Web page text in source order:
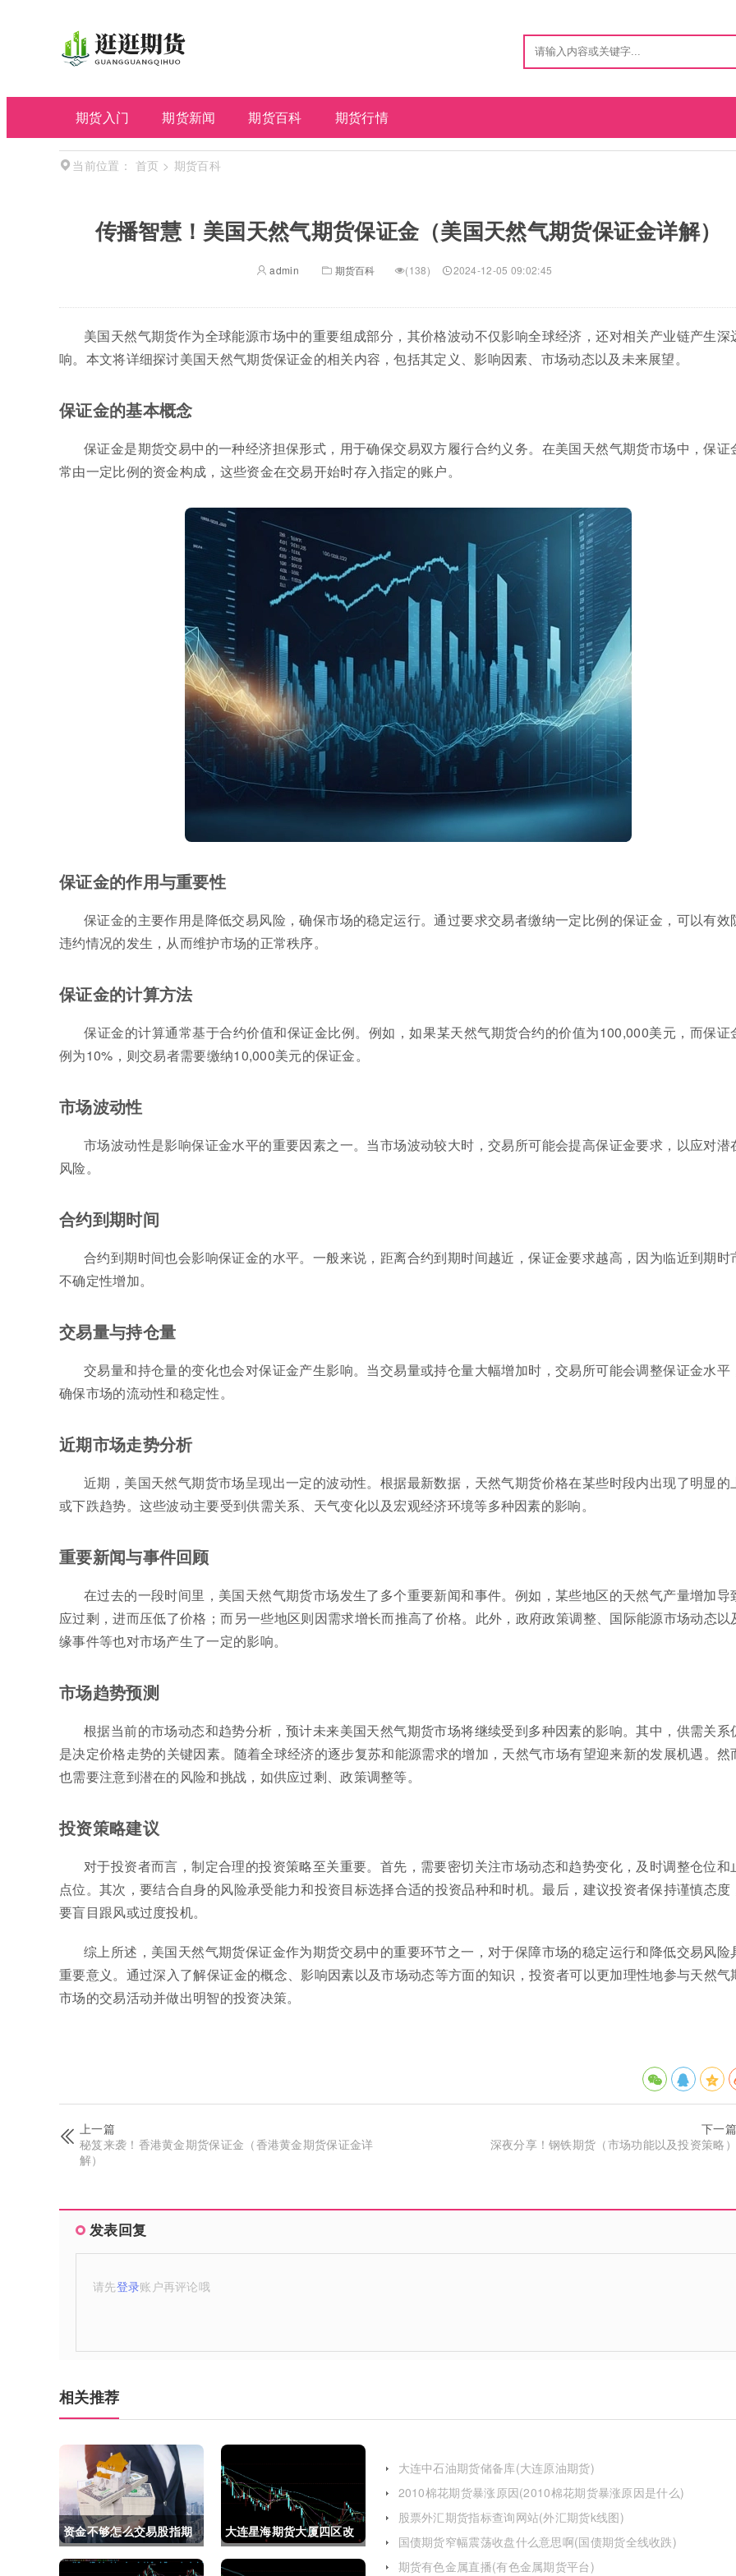
期货入门 期货新闻 期货百科 期货行情
当前位置： 首页 > 期货百科
传播智慧！美国天然气期货保证金（美国天然气期货保证金详解）
admin 期货百科 (138) 2024-12-05 09:02:45
美国天然气期货作为全球能源市场中的重要组成部分，其价格波动不仅影响全球经济，还对相关产业链产生深
响。本文将详细探讨美国天然气期货保证金的相关内容，包括其定义、影响因素、市场动态以及未来展望。
保证金的基本概念
保证金是期货交易中的一种经济担保形式，用于确保交易双方履行合约义务。在美国天然气期货市场中，保证
常由一定比例的资金构成，这些资金在交易开始时存入指定的账户。
保证金的作用与重要性
保证金的主要作用是降低交易风险，确保市场的稳定运行。通过要求交易者缴纳一定比例的保证金，可以有效
违约情况的发生，从而维护市场的正常秩序。
保证金的计算方法
保证金的计算通常基于合约价值和保证金比例。例如，如果某天然气期货合约的价值为100,000美元，而保证
例为10%，则交易者需要缴纳10,000美元的保证金。
市场波动性
市场波动性是影响保证金水平的重要因素之一。当市场波动较大时，交易所可能会提高保证金要求，以应对潜
风险。
合约到期时间
合约到期时间也会影响保证金的水平。一般来说，距离合约到期时间越近，保证金要求越高，因为临近到期时
不确定性增加。
交易量与持仓量
交易量和持仓量的变化也会对保证金产生影响。当交易量或持仓量大幅增加时，交易所可能会调整保证金水平
确保市场的流动性和稳定性。
近期市场走势分析
近期，美国天然气期货市场呈现出一定的波动性。根据最新数据，天然气期货价格在某些时段内出现了明显的
或下跌趋势。这些波动主要受到供需关系、天气变化以及宏观经济环境等多种因素的影响。
重要新闻与事件回顾
在过去的一段时间里，美国天然气期货市场发生了多个重要新闻和事件。例如，某些地区的天然气产量增加导
应过剩，进而压低了价格；而另一些地区则因需求增长而推高了价格。此外，政府政策调整、国际能源市场动态以
缘事件等也对市场产生了一定的影响。
市场趋势预测
根据当前的市场动态和趋势分析，预计未来美国天然气期货市场将继续受到多种因素的影响。其中，供需关系
是决定价格走势的关键因素。随着全球经济的逐步复苏和能源需求的增加，天然气市场有望迎来新的发展机遇。然
也需要注意到潜在的风险和挑战，如供应过剩、政策调整等。
投资策略建议
对于投资者而言，制定合理的投资策略至关重要。首先，需要密切关注市场动态和趋势变化，及时调整仓位和
点位。其次，要结合自身的风险承受能力和投资目标选择合适的投资品种和时机。最后，建议投资者保持谨慎态度
要盲目跟风或过度投机。
综上所述，美国天然气期货保证金作为期货交易中的重要环节之一，对于保障市场的稳定运行和降低交易风险
重要意义。通过深入了解保证金的概念、影响因素以及市场动态等方面的知识，投资者可以更加理性地参与天然气
市场的交易活动并做出明智的投资决策。
上一篇
秘笈来袭！香港黄金期货保证金（香港黄金期货保证金详
解）
下一篇
深夜分享！钢铁期货（市场功能以及投资策略）
发表回复
请先登录账户再评论哦
相关推荐
资金不够怎么交易股指期
货(资金不够怎么交易股指
大连星海期货大厦四区改
建(大连星海广场期货大
大连中石油期货储备库(大连原油期货)
2010棉花期货暴涨原因(2010棉花期货暴涨原因是什么)
股票外汇期货指标查询网站(外汇期货k线图)
国债期货窄幅震荡收盘什么意思啊(国债期货全线收跌)
期货有色金属直播(有色金属期货平台)